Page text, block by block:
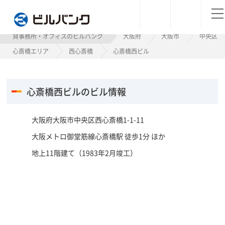
ビルバンク
貸事務所・オフィスのビルバンク 大阪府 大阪市
中央区
心斎橋エリア
西心斎橋 心斎橋西ビル
心斎橋西ビルのビル情報
大阪府大阪市中央区西心斎橋1-1-11
大阪メトロ御堂筋線心斎橋駅 徒歩1分 ほか
地上11階建て（1983年2月竣工）